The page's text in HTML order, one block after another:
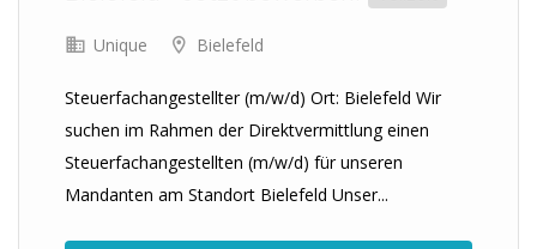
Unique Bielefeld
Steuerfachangestellter (m/w/d) Ort: Bielefeld Wir
suchen im Rahmen der Direktvermittlung einen
Steuerfachangestellten (m/w/d) für unseren
Mandanten am Standort Bielefeld Unser...